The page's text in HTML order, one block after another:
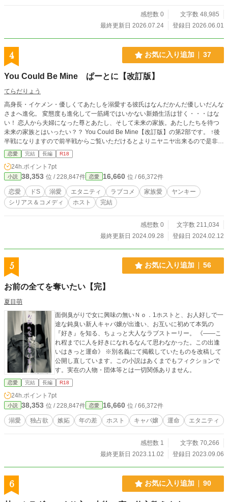
に現れたもう1人の男の子に目を奪われてしまった。 カッコ
イイ… けど早く帰らなきゃ！！ 終電間際に萌果の決断とは♡
感想数 0
文字数 48,985
最終更新日 2026.07.24
登録日 2026.06.01
4 お気に入り追加 37
You Could Be Mine ぱーとに【改訂版】
てらだりょう
高身長・イケメン・優しくてあたしを溺愛する彼氏はなんだかんだ優しいだんな
さまへ進化。 変態度も進化して一筋縄ではいかない新婚生活は甘く・・・はな
い！ 恋人から夫婦になった尊とあたし、そして未来の家族。あたしたちを待つ
未来の家族とはいったい？？ You Could Be Mine【改訂版】の第2部です。 ↑後
半戦になりますので前半戦からご覧いただけるとよりニヤニヤ出来るので是非ど
うぞ！ ※ぱーといちに引き続き昔の作品のため、現在の状況にそぐわない表現
などございますが、設定等そのまま使用しているためご理解の上お読みいただけ
ますと幸いです。
恋愛 完結 長編 R18
24h.ポイント 7pt
小説 38,353 位 / 228,847件 恋愛 16,660 位 / 66,372件
恋愛 ドS 溺愛 エタニティ ラブコメ 家族愛
ヤンキー
シリアス＆コメディ
ホスト 完結
感想数 0
文字数 211,034
最終更新日 2024.09.28
登録日 2024.02.12
5 お気に入り追加 56
お前の全てを奪いたい【完】
夏目萌
面倒臭がりで女に興味の無いＮｏ．1ホストと、お人好しで一
途な鈍臭い新人キャバ嬢が出逢い、お互いに初めて本気の
『好き』を知る、ちょっと大人なラブストーリー。 《――こ
れ程までに人を好きになれるなんて思わなかった。この出逢
いはきっと運命》 ※別名義にて掲載していたものを改稿して
公開し直しています。この小説はあくまでもフィクションで
す。実在の人物・団体等とは一切関係ありません。
恋愛 完結 長編 R18
24h.ポイント 7pt
小説 38,353 位 / 228,847件 恋愛 16,660 位 / 66,372件
溺愛 独占欲 嫉妬 年の差 ホスト キャバ嬢 運命 エタニティ
感想数 1
文字数 70,266
最終更新日 2023.11.02
登録日 2023.09.06
6 お気に入り追加 90